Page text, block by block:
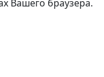
Вашего браузера.